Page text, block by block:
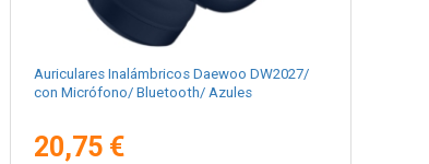
Auriculares Inalámbricos Daewoo DW2027/
con Micrófono/ Bluetooth/ Azules
20,75 €